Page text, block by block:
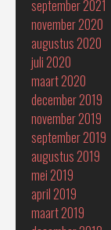
september 2021
november 2020
augustus 2020
juli 2020
maart 2020
december 2019
november 2019
september 2019
augustus 2019
mei 2019
april 2019
maart 2019